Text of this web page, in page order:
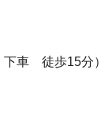
下車 徒歩15分）